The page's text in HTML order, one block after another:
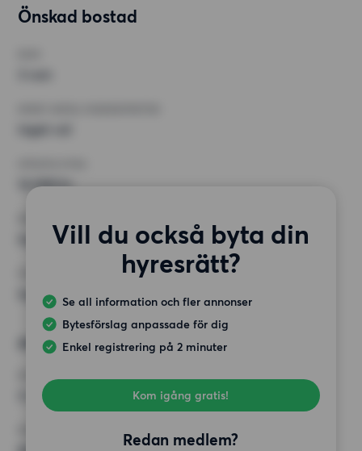
Önskad bostad
Vill du också byta din
hyresrätt?
Se all information och fler annonser
Bytesförslag anpassade för dig
Enkel registrering på 2 minuter
Kom igång gratis!
Redan medlem?
14 000 kr
Inga speciella krav
ÖVRIGA PREFERENSER
Inga speciella preferenser
Alternativt önskemål
3 rum
MINST ANTAL KVADRATMETER